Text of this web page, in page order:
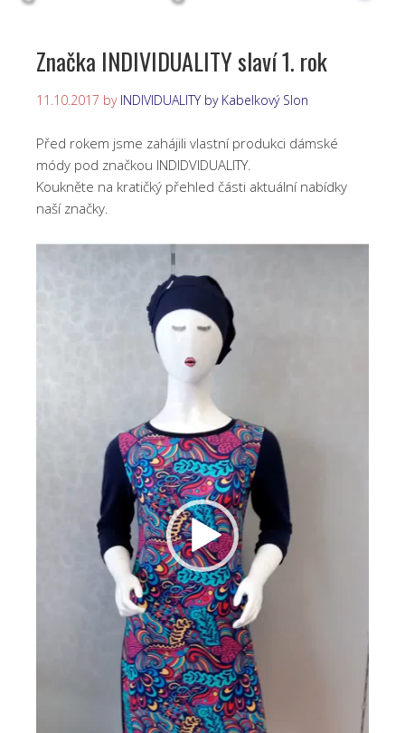
Značka INDIVIDUALITY slaví 1. rok
11.10.2017 by INDIVIDUALITY by Kabelkový Slon
Před rokem jsme zahájili vlastní produkci dámské
módy pod značkou INDIDVIDUALITY.
Koukněte na kratičký přehled části aktuální nabídky
naší značky.
Video